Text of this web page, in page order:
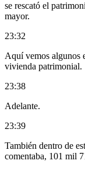
se rescató el
mayor.
23:32
Aquí vemos algunos
vivienda patrimonial.
23:38
Adelante.
23:39
También dentro de
comentaba, 101 mil